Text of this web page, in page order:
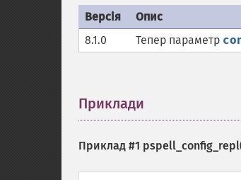
Версія
Опис
8.1.0
Тепер параметр
Приклади
Приклад #1